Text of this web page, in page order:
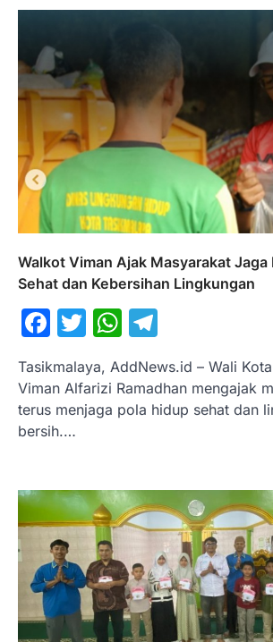
Walkot Viman Ajak Masyarakat Jaga
Sehat dan Kebersihan Lingkungan
Facebook
TwitterWhatsApp
Tasikmalaya, AddNews.id – Wali
Viman Alfarizi Ramadhan mengajak
terus menjaga pola hidup sehat dan
bersih.…